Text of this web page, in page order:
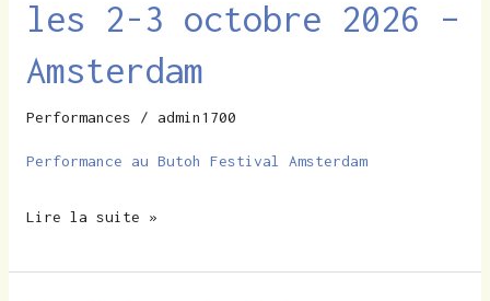
les 2-3 octobre 2026 –
Amsterdam
Performances / admin1700
Performance au Butoh Festival Amsterdam
shores »
les
2-
3
–Lire la suite »